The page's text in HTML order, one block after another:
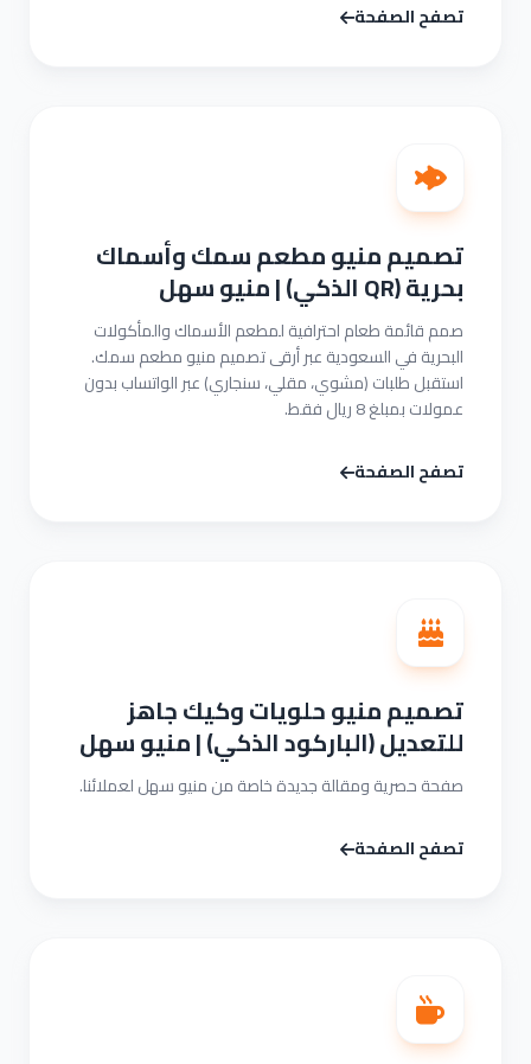
تصفح الصفحة
تصميم منيو مطعم سمك وأسماك
بحرية (QR الذكي) | منيو سهل
صمم قائمة طعام احترافية لمطعم الأسماك والمأكولات
البحرية في السعودية عبر أرقى تصميم منيو مطعم سمك.
استقبل طلبات (مشوي، مقلي، سنجاري) عبر الواتساب بدون
عمولات بمبلغ 8 ريال فقط.
تصفح الصفحة
تصميم منيو حلويات وكيك جاهز
للتعديل (الباركود الذكي) | منيو سهل
صفحة حصرية ومقالة جديدة خاصة من منيو سهل لعملائنا.
تصفح الصفحة